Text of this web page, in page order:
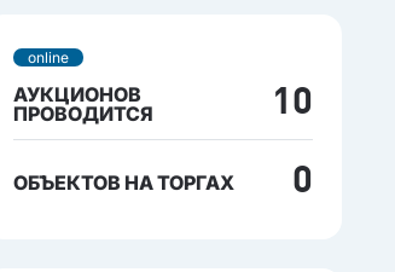
online
АУКЦИОНОВ
ПРОВОДИТСЯ
10
ОБЪЕКТОВ НА ТОРГАХ 0